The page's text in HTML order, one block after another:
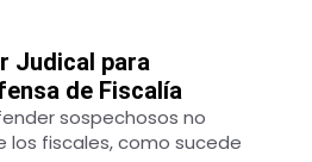
Judical para
de Fiscalía
sospechosos no
los fiscales, como sucede